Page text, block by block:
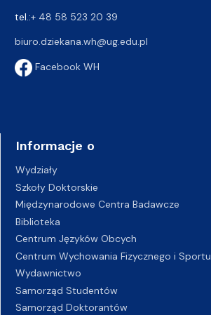
tel.:+ 48 58 523 20 39
biuro.dziekana.wh@ug.edu.pl
Facebook WH
Informacje o
Wydziały
Szkoły Doktorskie
Międzynarodowe Centra Badawcze
Biblioteka
Centrum Języków Obcych
Centrum Wychowania Fizycznego i Sportu
Wydawnictwo
Samorząd Studentów
Samorząd Doktorantów